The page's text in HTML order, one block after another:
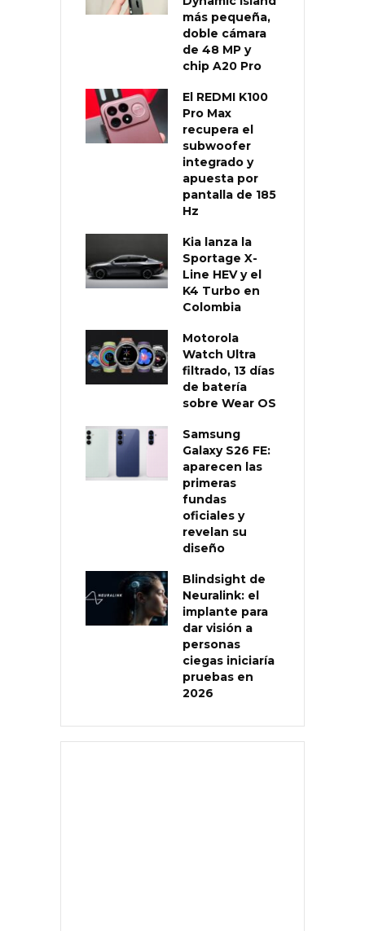
más pequeña,
doble cámara
de 48 MP y
chip A20 Pro
El REDMI K100
Pro Max
recupera el
subwoofer
integrado y
apuesta por
pantalla de 185
Hz
Kia lanza la
Sportage X-
Line HEV y el
K4 Turbo en
Colombia
Motorola
Watch Ultra
filtrado, 13 días
de batería
sobre Wear OS
Samsung
Galaxy S26 FE:
aparecen las
primeras
fundas
oficiales y
revelan su
diseño
Blindsight de
Neuralink: el
implante para
dar visión a
personas
ciegas iniciaría
pruebas en
2026